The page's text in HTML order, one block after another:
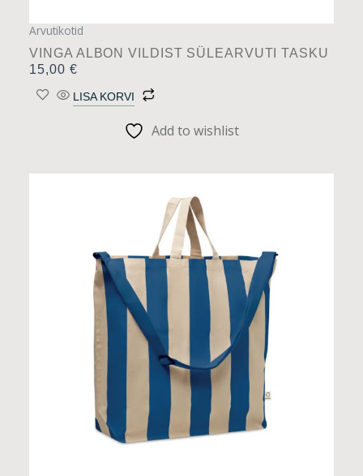
Arvutikotid
VINGA ALBON VILDIST SÜLEARVUTI TASKU
15,00 €
LISA KORVI
Add to wishlist
varianti.
Valikuid
saab
teha
tootelehel.